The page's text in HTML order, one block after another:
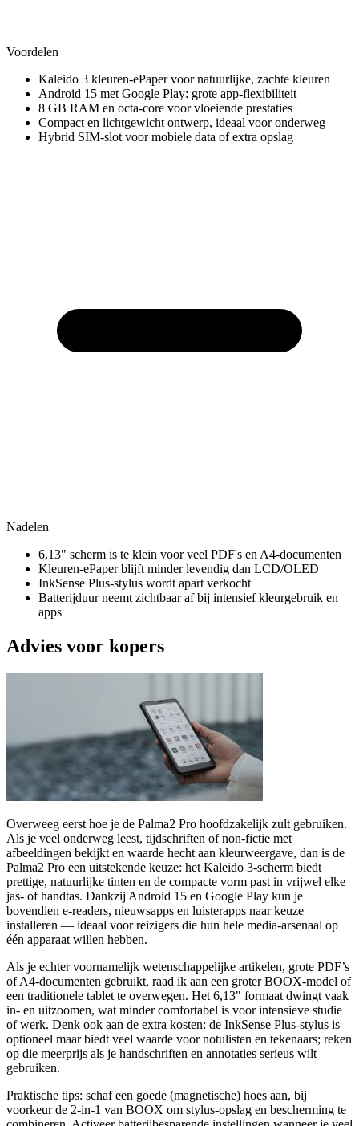
Voordelen
Kaleido 3 kleuren-ePaper voor natuurlijke, zachte kleuren
Android 15 met Google Play: grote app-flexibiliteit
8 GB RAM en octa-core voor vloeiende prestaties
Compact en lichtgewicht ontwerp, ideaal voor onderweg
Hybrid SIM-slot voor mobiele data of extra opslag
Nadelen
6,13" scherm is te klein voor veel PDF's en A4-documenten
Kleuren-ePaper blijft minder levendig dan LCD/OLED
InkSense Plus-stylus wordt apart verkocht
Batterijduur neemt zichtbaar af bij intensief kleurgebruik en
apps
Advies voor kopers
Overweeg eerst hoe je de Palma2 Pro hoofdzakelijk zult gebruiken.
Als je veel onderweg leest, tijdschriften of non-fictie met
afbeeldingen bekijkt en waarde hecht aan kleurweergave, dan is de
Palma2 Pro een uitstekende keuze: het Kaleido 3-scherm biedt
prettige, natuurlijke tinten en de compacte vorm past in vrijwel elke
jas- of handtas. Dankzij Android 15 en Google Play kun je
bovendien e-readers, nieuwsapps en luisterapps naar keuze
installeren — ideaal voor reizigers die hun hele media-arsenaal op
één apparaat willen hebben.
Als je echter voornamelijk wetenschappelijke artikelen, grote PDF’s
of A4-documenten gebruikt, raad ik aan een groter BOOX-model of
een traditionele tablet te overwegen. Het 6,13" formaat dwingt vaak
in- en uitzoomen, wat minder comfortabel is voor intensieve studie
of werk. Denk ook aan de extra kosten: de InkSense Plus-stylus is
optioneel maar biedt veel waarde voor notulisten en tekenaars; reken
op die meerprijs als je handschriften en annotaties serieus wilt
gebruiken.
Praktische tips: schaf een goede (magnetische) hoes aan, bij
voorkeur de 2-in-1 van BOOX om stylus-opslag en bescherming te